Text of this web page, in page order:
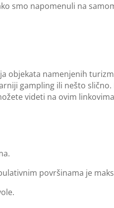
smo napomenuli na
objekata namenjenih
gampling ili nešto
videti na ovim
površinama je